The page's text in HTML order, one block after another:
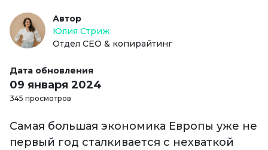
Автор
Юлия Стриж
Отдел СЕО & копирайтинг
Дата обновления
09 января 2024
345 просмотров
Самая большая экономика Европы уже не
первый год сталкивается с нехваткой